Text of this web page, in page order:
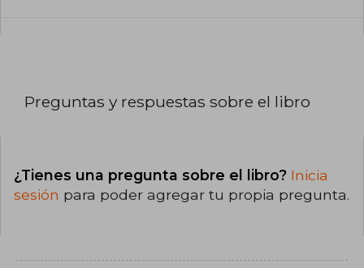
Preguntas y respuestas sobre el libro
¿Tienes una pregunta sobre el libro? Inicia
sesión para poder agregar tu propia pregunta.